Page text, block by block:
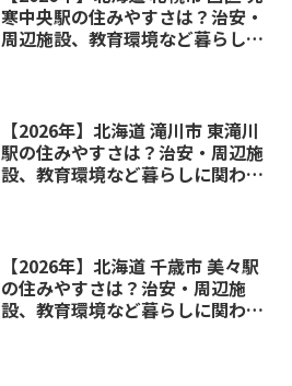
寒中央駅の住みやすさは？治安・
周辺施設、教育環境など暮らしに
【2026年】北海道 滝川市 東滝川
駅の住みやすさは？治安・周辺施
設、教育環境など暮らしに関わる
【2026年】北海道 千歳市 美々駅
の住みやすさは？治安・周辺施
設、教育環境など暮らしに関わる